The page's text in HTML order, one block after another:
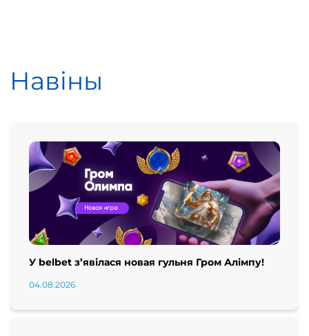
Навіны
У belbet з’явілася новая гульня Гром Алімпу!
04.08.2026